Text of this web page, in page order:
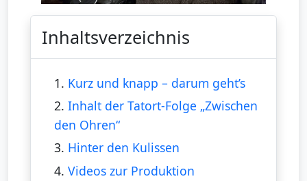
Inhaltsverzeichnis
1. Kurz und knapp – darum geht’s
2. Inhalt der Tatort-Folge „Zwischen
den Ohren“
3. Hinter den Kulissen
4. Videos zur Produktion